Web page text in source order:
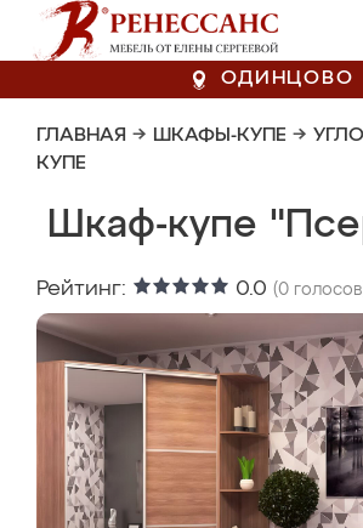
ОДИНЦОВО
ГЛАВНАЯ → ШКАФЫ-КУПЕ →
КУПЕ
Шкаф-купе
Рейтинг: 0.0 (0